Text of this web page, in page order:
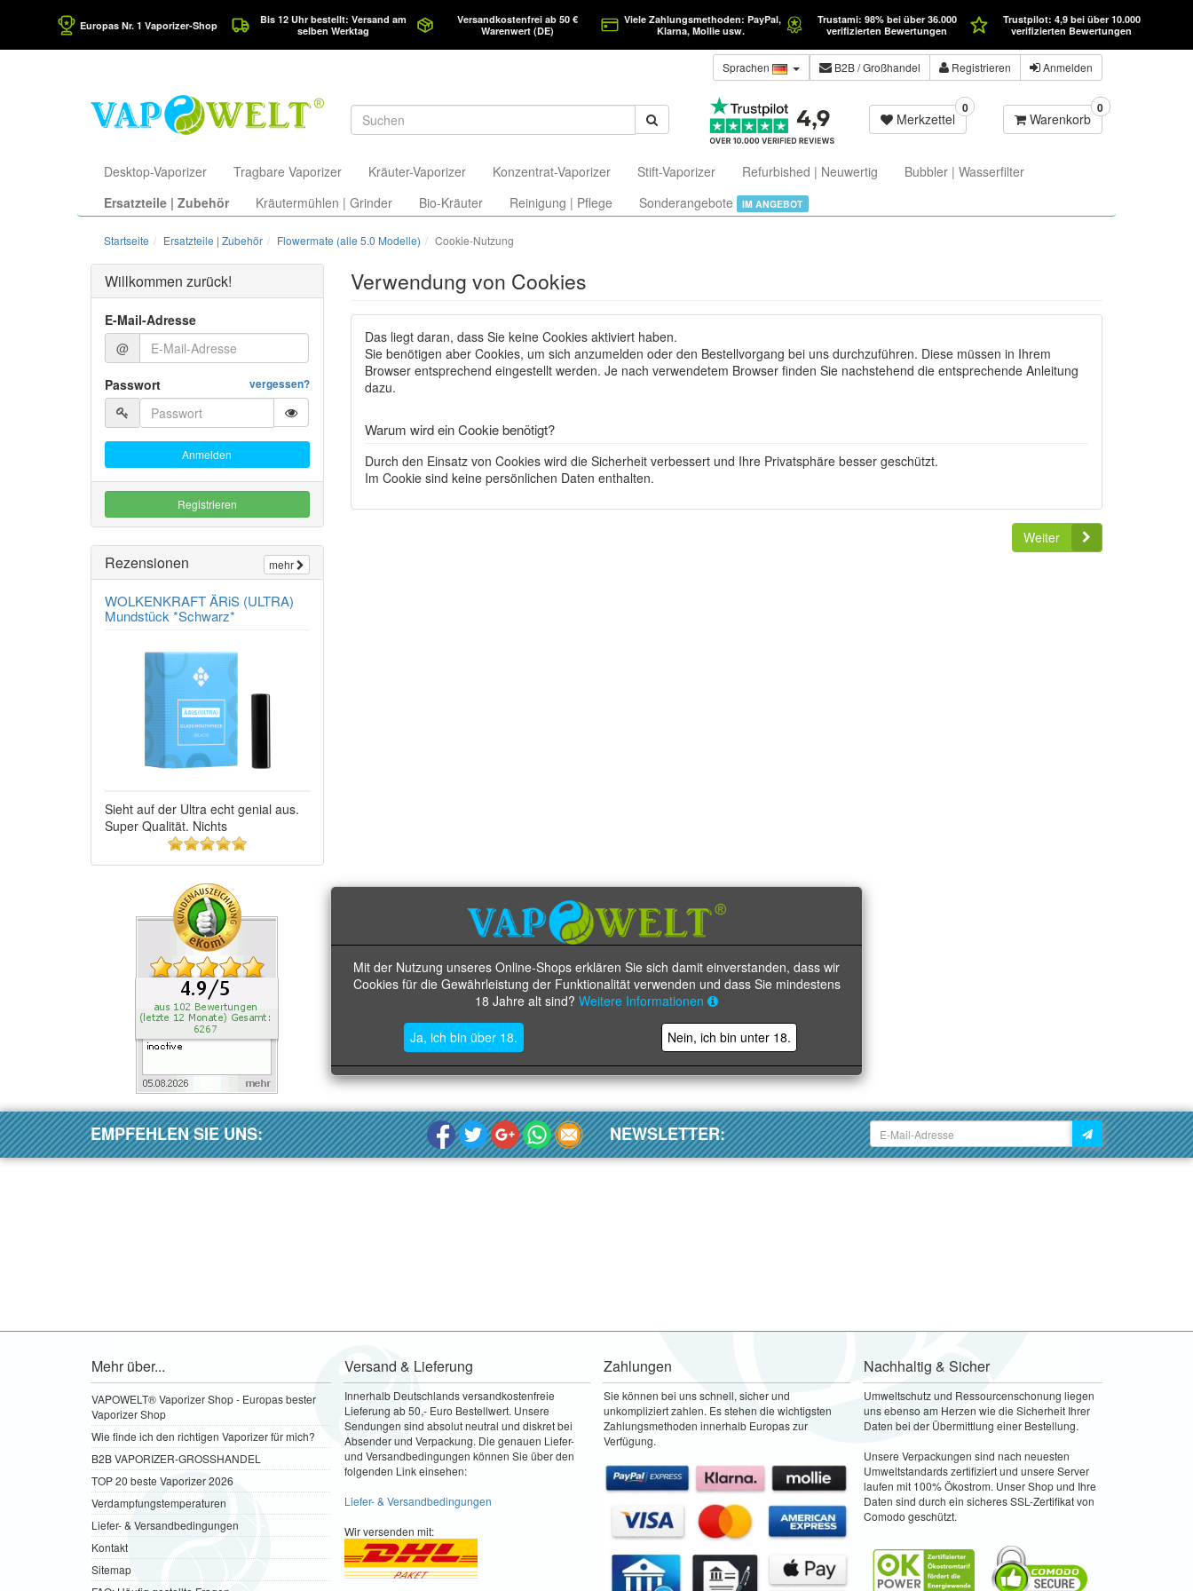
Europas Nr. 1 Vaporizer-Shop
Bis 12 Uhr bestellt: Versand am
selben Werktag
Versandkostenfrei ab 50 €
Warenwert (DE)
Viele Zahlungsmethoden: PayPal,
Klarna, Mollie usw.
Trustami: 98% bei über 36.000
verifizierten Bewertungen
Trustpilot: 4,9 bei über 10.000
verifizierten Bewertungen
Sprachen B2B/ Großhandel Registrieren Anmelden
Merkzettel
0 0
Warenkorb
Desktop-Vaporizer Tragbare Vaporizer Kräuter-Vaporizer Konzentrat-Vaporizer Stift-Vaporizer Refurbished | Neuwertig
Bubbler | Wasserfilter
Ersatzteile | Zubehör
Kräutermühlen | Grinder Bio-Kräuter Reinigung | Pflege Sonderangebote IM ANGEBOT
Startseite Ersatzteile | Zubehör Flowermate (alle 5.0 Modelle) Cookie-Nutzung
Mit der Nutzung unseres Online-Shops erklären Sie sich damit einverstanden, dass wir
Cookies für die Gewährleistung der Funktionalität verwenden und dass Sie mindestens
18 Jahre alt sind? Weitere Informationen
Ja, ich bin über 18. Nein, ich bin unter 18.
Verwendung von Cookies
Das liegt daran, dass Sie keine Cookies aktiviert haben.
Sie benötigen aber Cookies, um sich anzumelden oder den Bestellvorgang bei uns durchzuführen. Diese müssen in Ihrem
Browser entsprechend eingestellt werden. Je nach verwendetem Browser finden Sie nachstehend die entsprechende Anleitung
dazu.
Warum wird ein Cookie benötigt?
Durch den Einsatz von Cookies wird die Sicherheit verbessert und Ihre Privatsphäre besser geschützt.
Im Cookie sind keine persönlichen Daten enthalten.
Weiter
Willkommen zurück!
E-Mail-Adresse
@
vergessen?
Passwort
Anmelden
Registrieren
mehr
Rezensionen
WOLKENKRAFT ÄRiS (ULTRA)
Mundstück *Schwarz*
Sieht auf der Ultra echt genial aus.
Super Qualität. Nichts
5
EMPFEHLEN SIE UNS: NEWSLETTER:
Mehr über...
VAPOWELT® Vaporizer Shop - Europas bester
Vaporizer Shop
Wie finde ich den richtigen Vaporizer für mich?
B2B VAPORIZER-GROSSHANDEL
TOP 20 beste Vaporizer 2026
Verdampfungstemperaturen
Liefer- & Versandbedingungen
Kontakt
Sitemap
Versand & Lieferung
Innerhalb Deutschlands versandkostenfreie
Lieferung ab 50,- Euro Bestellwert. Unsere
Sendungen sind absolut neutral und diskret bei
Absender und Verpackung. Die genauen Liefer-
und Versandbedingungen können Sie über den
folgenden Link einsehen:
Liefer- & Versandbedingungen
Wir versenden mit:
Zahlungen
Sie können bei uns schnell, sicher und
unkompliziert zahlen. Es stehen die wichtigsten
Zahlungsmethoden innerhalb Europas zur
Verfügung.
Nachhaltig & Sicher
Umweltschutz und Ressourcenschonung liegen
uns ebenso am Herzen wie die Sicherheit Ihrer
Daten bei der Übermittlung einer Bestellung.
Unsere Verpackungen sind nach neuesten
Umweltstandards zertifiziert und unsere Server
laufen mit 100% Ökostrom. Unser Shop und Ihre
Daten sind durch ein sicheres SSL-Zertifikat von
Comodo geschützt.